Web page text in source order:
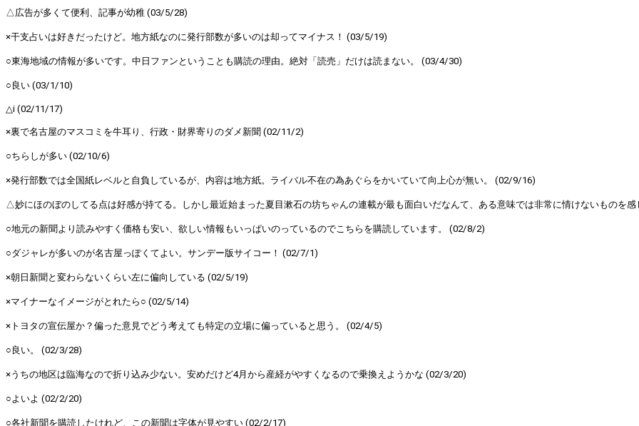
△広告が多くて便利、記事が幼稚 (03/5/28)
×干支占いは好きだったけど。地方紙なのに発行部数が多いのは却ってマイナス！ (03/5/19)
○東海地域の情報が多いです。中日ファンということも購読の理由。絶対「読売」だけは読まない。 (03/4/30)
○良い (03/1/10)
△i (02/11/17)
×裏で名古屋のマスコミを牛耳り、行政・財界寄りのダメ新聞 (02/11/2)
○ちらしが多い (02/10/6)
×発行部数では全国紙レベルと自負しているが、内容は地方紙。ライバル不在の為あぐらをかいていて向上心が無い。 (02/9/16)
△妙にほのぼのしてる点は好感が持てる。しかし最近始まった夏目漱石の坊ちゃんの連載が最も面白いだなんて、ある意味では非常に情けないものを
○地元の新聞より読みやすく価格も安い、欲しい情報もいっぱいのっているのでこちらを購読しています。 (02/8/2)
○ダジャレが多いのが名古屋っぽくてよい。サンデー版サイコー！ (02/7/1)
×朝日新聞と変わらないくらい左に偏向している (02/5/19)
×マイナーなイメージがとれたら○ (02/5/14)
×トヨタの宣伝屋か？偏った意見でどう考えても特定の立場に偏っていると思う。 (02/4/5)
○良い。 (02/3/28)
×うちの地区は臨海なので折り込み少ない。安めだけど4月から産経がやすくなるので乗換えようかな (02/3/20)
○よいよ (02/2/20)
○各社新聞を購読したけれど、この新聞は字体が見やすい (02/2/17)